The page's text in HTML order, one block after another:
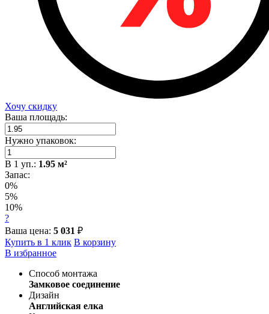
Хочу скидку
Ваша площадь:
Нужно упаковок:
В 1 уп.: 1.95 м²
Запас:
0%
5%
10%
?
Ваша цена: 5 031 ₽
Купить в 1 клик В корзину
В избранное
Способ монтажа
Замковое соединение
Дизайн
Английская елка